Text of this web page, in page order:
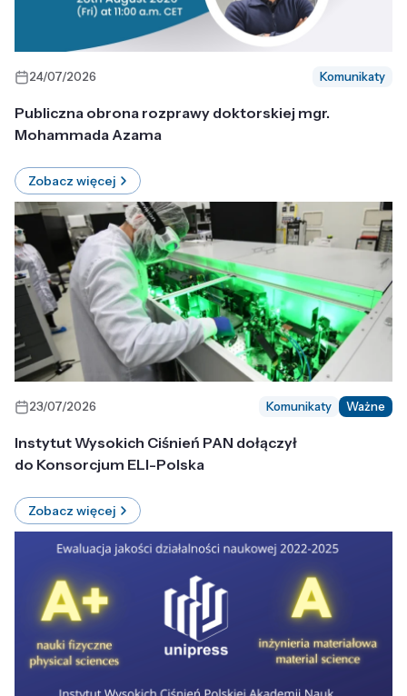
24/07/2026 Komunikaty
Publiczna obrona rozprawy doktorskiej mgr.
Mohammada Azama
Zobacz więcej
23/07/2026 Komunikaty Ważne
Instytut Wysokich Ciśnień PAN dołączył
do Konsorcjum ELI-Polska
Zobacz więcej